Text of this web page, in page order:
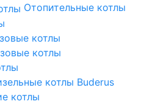
Отопительные котлы
котлы
котлы
котлы Buderus
котлы